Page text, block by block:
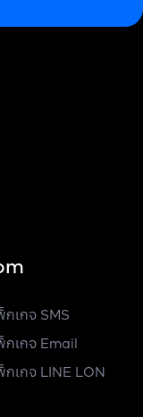
เกจ SMS
กเกจ Email
กเกจ LINE LON